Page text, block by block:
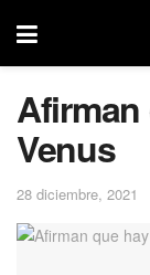
Venus
28 diciembre, 2021